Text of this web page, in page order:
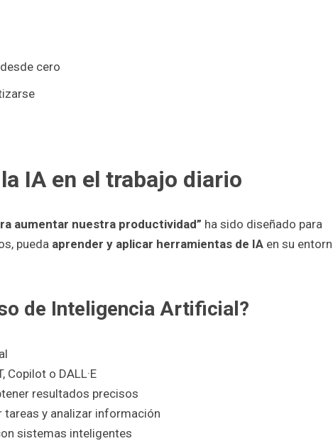
cero
IA en el trabajo diario
aumentar nuestra productividad” ha sido diseñado para
pueda aprender y aplicar herramientas de IA en su
de Inteligencia Artificial?
o DALL·E
resultados precisos
y analizar información
sistemas inteligentes